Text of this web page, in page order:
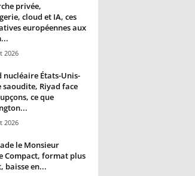
privée,
cloud et IA, ces
européennes aux
2026
nucléaire États-Unis-
saoudite, Riyad face
ce que
2026
le Monsieur
Compact, format plus
baisse en...